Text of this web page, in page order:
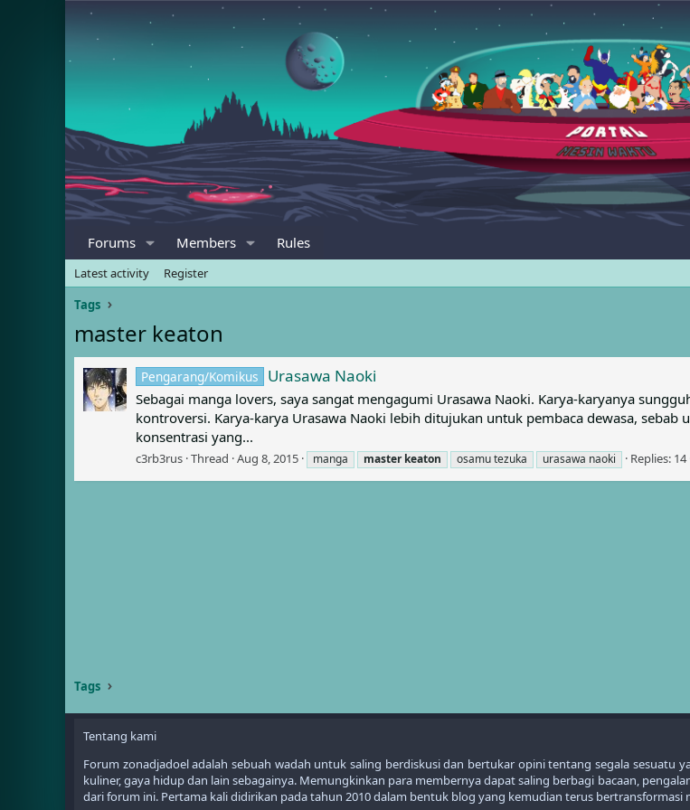
Forums Members Rules
Latest activity
Register
Tags
master keaton
Pengarang/Komikus Urasawa Naoki
Sebagai manga lovers, saya sangat mengagumi Urasawa Naoki. Karya-karyanya
kontroversi. Karya-karya Urasawa Naoki lebih ditujukan untuk pembaca dewasa,
konsentrasi yang...
c3rb3rus Thread Aug 8, 2015 manga master keaton osamu tezuka urasawa naoki Replies: 14
Tags
Tentang kami
Forum zonadjadoel adalah sebuah wadah untuk saling berdiskusi dan bertukar opini tentang segala sesuatu
kuliner, gaya hidup dan lain sebagainya. Memungkinkan para membernya dapat saling berbagi bacaan,
dari forum ini. Pertama kali didirikan pada tahun 2010 dalam bentuk blog yang kemudian terus bertransformasi